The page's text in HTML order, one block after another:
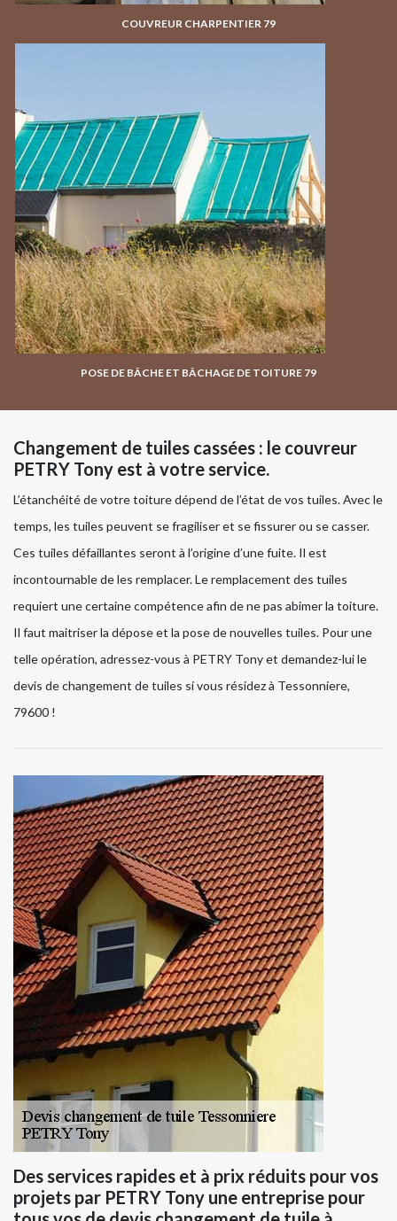
COUVREUR CHARPENTIER 79
POSE DE BÂCHE ET BÂCHAGE DE TOITURE 79
Changement de tuiles cassées : le couvreur
PETRY Tony est à votre service.
L’étanchéité de votre toiture dépend de l’état de vos tuiles. Avec le
temps, les tuiles peuvent se fragiliser et se fissurer ou se casser.
Ces tuiles défaillantes seront à l’origine d’une fuite. Il est
incontournable de les remplacer. Le remplacement des tuiles
requiert une certaine compétence afin de ne pas abimer la toiture.
Il faut maitriser la dépose et la pose de nouvelles tuiles. Pour une
telle opération, adressez-vous à PETRY Tony et demandez-lui le
devis de changement de tuiles si vous résidez à Tessonniere,
79600 !
Des services rapides et à prix réduits pour vos
projets par PETRY Tony une entreprise pour